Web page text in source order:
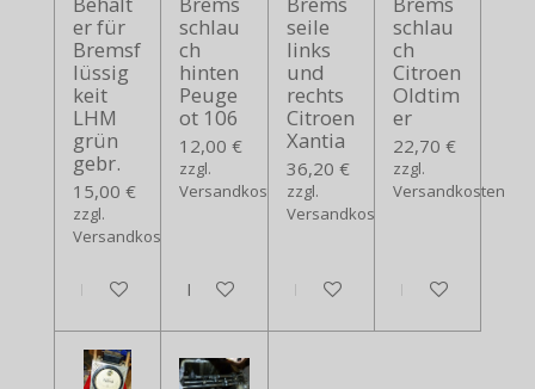
er für
Bremsf
lüssig
keit
LHM
grün
gebr.
15,00 €
zzgl.
Versandkosten
In den Warenkorb
schlau
ch
hinten
Peuge
ot 106
12,00 €
zzgl.
Versandkosten
In den Warenkorb
seile
links
und
rechts
Citroen
Xantia
36,20 €
zzgl.
Versandkosten
In den Warenkorb
schlau
ch
Citroen
Oldtim
er
22,70 €
zzgl.
Versandkosten
In den